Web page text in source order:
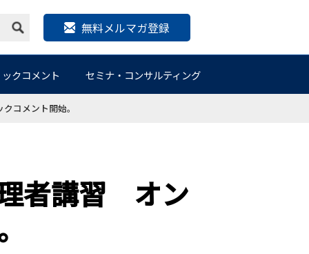
無料メルマガ登録
クコメント セミナ・コンサルティング
コメント開始。
者講習 オン